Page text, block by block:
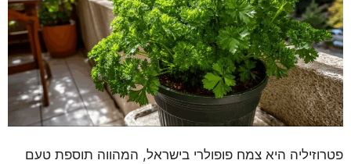
פטרוזיליה היא צמח פופולרי בישראל, המהווה תוספת טעם